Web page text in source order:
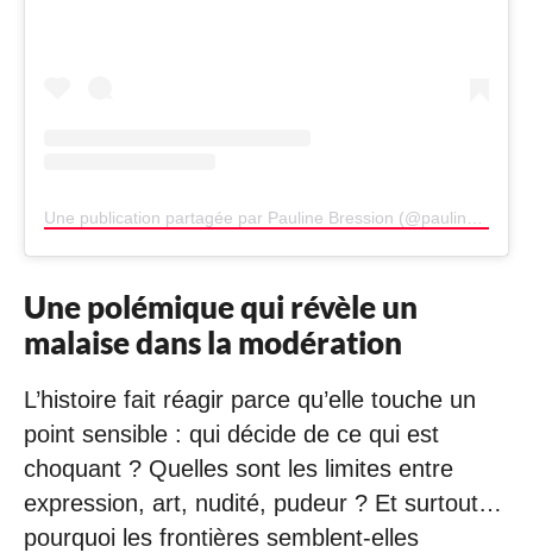
Une polémique qui révèle un
malaise dans la modération
L’histoire fait réagir parce qu’elle touche un
point sensible : qui décide de ce qui est
choquant ? Quelles sont les limites entre
expression, art, nudité, pudeur ? Et surtout…
pourquoi les frontières semblent-elles